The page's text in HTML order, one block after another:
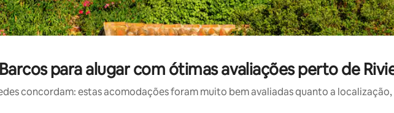
Barcos para alugar com ótimas avaliações perto de
concordam: estas acomodações foram muito bem avaliadas quanto a